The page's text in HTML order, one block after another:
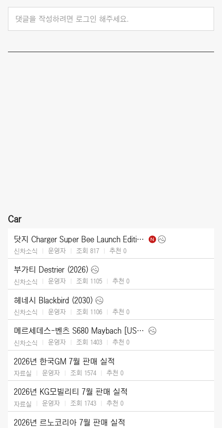
댓글을 작성하려면 로그인 해주세요.
Car
닷지 Charger Super Bee Launch Edition (2027)
신차소식 운영자 조회 817 추천 0
부가티 Destrier (2026)
신차소식 운영자 조회 1105 추천 0
헤네시 Blackbird (2030)
신차소식 운영자 조회 1106 추천 0
메르세데스-벤츠 S680 Maybach [US] (2027)
신차소식 운영자 조회 1403 추천 0
2026년 한국GM 7월 판매 실적
자료실 운영자 조회 1574 추천 0
2026년 KG모빌리티 7월 판매 실적
자료실 운영자 조회 1743 추천 0
2026년 르노코리아 7월 판매 실적